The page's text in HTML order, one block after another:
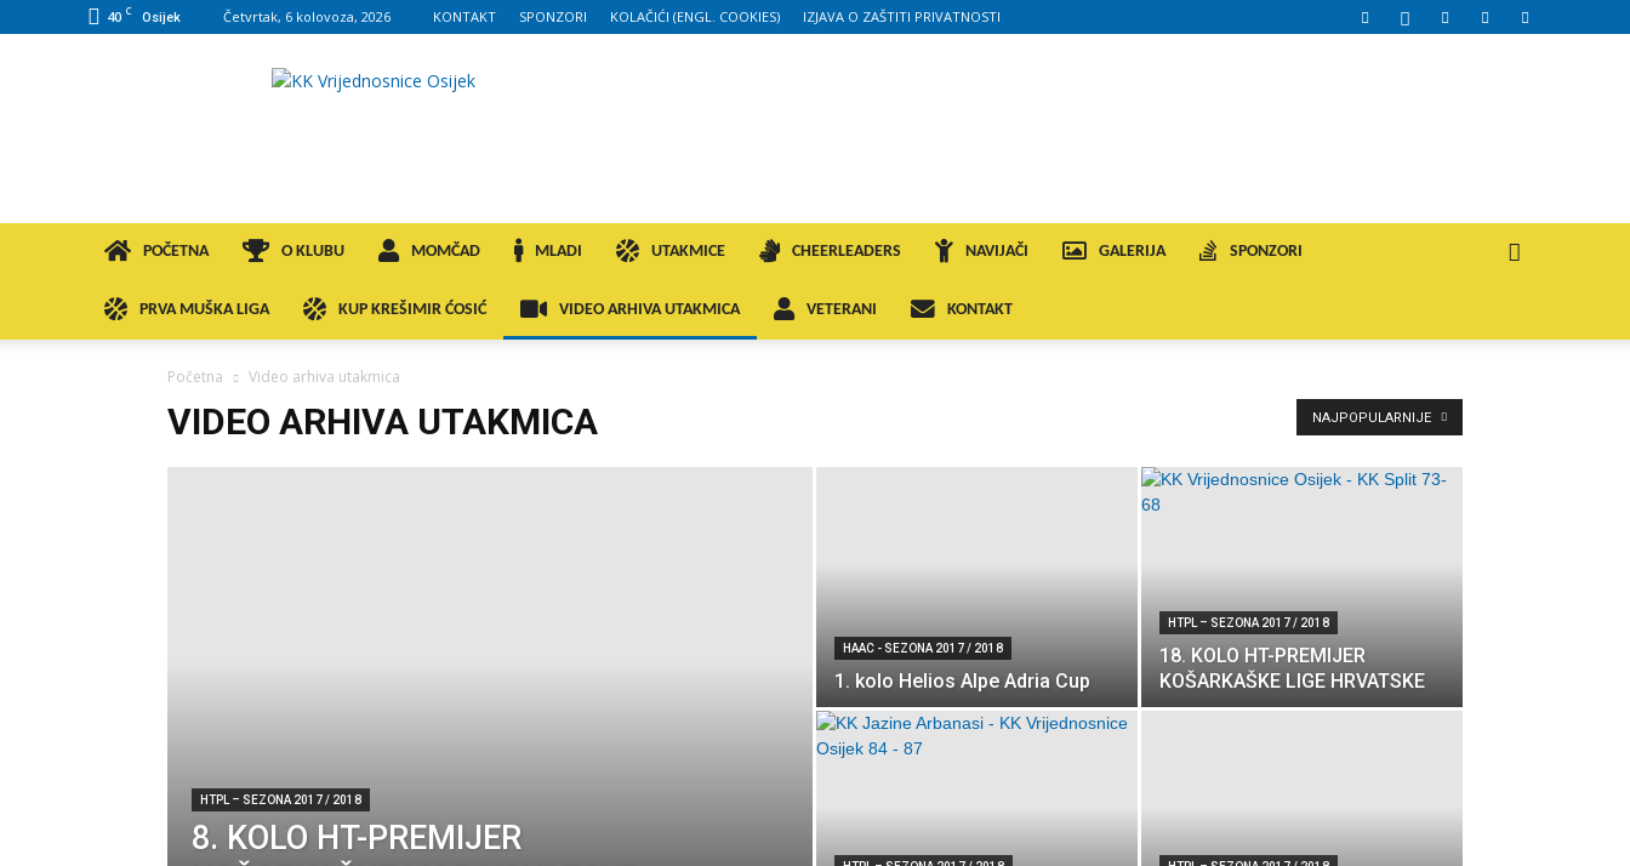
40 C Osijek Četvrtak, 6 kolovoza, 2026 KONTAKT SPONZORI KOLAČIĆI (ENGL. COOKIES) IZJAVA O ZAŠTITI PRIVATNOSTI
POČETNA O KLUBU MOMČAD MLADI UTAKMICE CHEERLEADERS NAVIJAČI GALERIJA SPONZORI
PRVA MUŠKA LIGA KUP KREŠIMIR ĆOSIĆ VIDEO ARHIVA UTAKMICA VETERANI KONTAKT
Početna Video arhiva utakmica
VIDEO ARHIVA UTAKMICA NAJPOPULARNIJE
HTPL – SEZONA 2017 / 2018
8. KOLO HT-PREMIJER
HAAC - SEZONA 2017 / 2018
1. kolo Helios Alpe Adria Cup
HTPL – SEZONA 2017 / 2018
18. KOLO HT-PREMIJER
KOŠARKAŠKE LIGE HRVATSKE